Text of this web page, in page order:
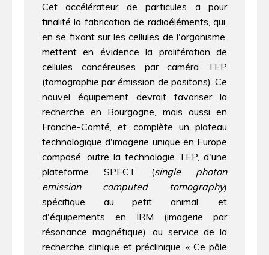
Cet accélérateur de particules a pour
finalité la fabrication de radioéléments, qui,
en se fixant sur les cellules de l'organisme,
mettent en évidence la prolifération de
cellules cancéreuses par caméra TEP
(tomographie par émission de positons). Ce
nouvel équipement devrait favoriser la
recherche en Bourgogne, mais aussi en
Franche-Comté, et complète un plateau
technologique d'imagerie unique en Europe
composé, outre la technologie TEP, d'une
plateforme SPECT (single photon
emission computed tomography)
spécifique au petit animal, et
d'équipements en IRM (imagerie par
résonance magnétique), au service de la
recherche clinique et préclinique. « Ce pôle